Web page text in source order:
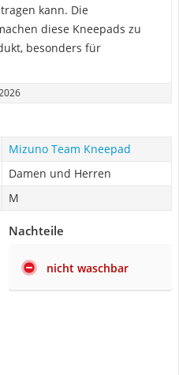
kann. Die
diese Kneepads zu
besonders für
Mizuno Team Kneepad
Damen und Herren
M
Nachteile
nicht waschbar